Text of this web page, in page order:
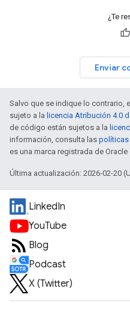
¿Te
Enviar
Salvo que se indique lo contrario,
sujeto a la licencia Atribución 4.0
de código están sujetos a la
información, consulta las políticas
es una marca registrada de
Última actualización: 2026-02-20
LinkedIn
YouTube
Blog
Podcast
X (Twitter)